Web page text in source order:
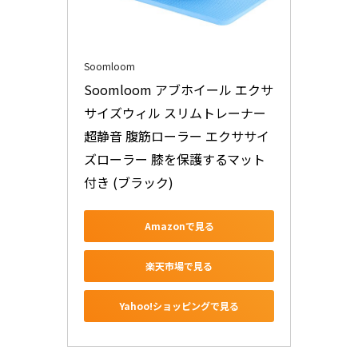
Soomloom
Soomloom アブホイール エクサ
サイズウィル スリムトレーナー
超静音 腹筋ローラー エクササイ
ズローラー 膝を保護するマット
付き (ブラック)
Amazonで見る
楽天市場で見る
Yahoo!ショッピングで見る